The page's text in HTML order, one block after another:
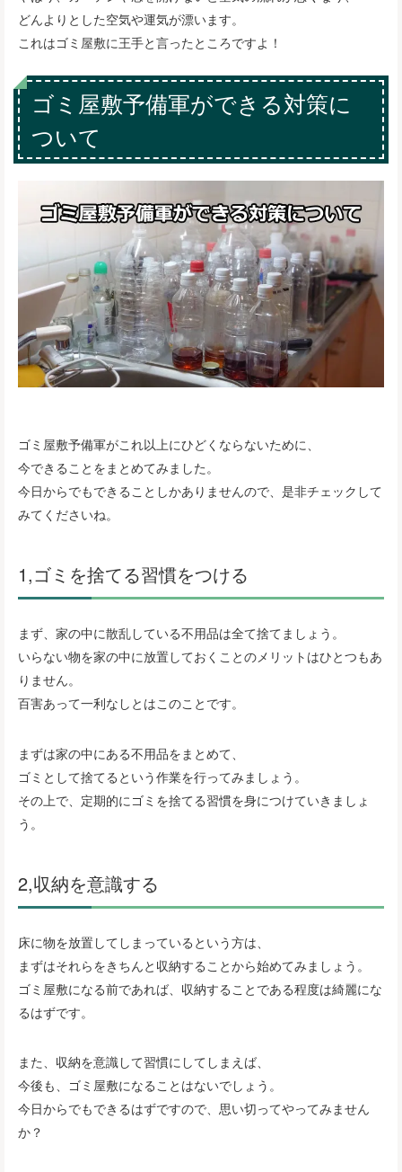
どんよりとした空気や運気が漂います。
これはゴミ屋敷に王手と言ったところですよ！
ゴミ屋敷予備軍ができる対策に
ついて
ゴミ屋敷予備軍がこれ以上にひどくならないために、
今できることをまとめてみました。
今日からでもできることしかありませんので、是非チェックして
みてくださいね。
1,ゴミを捨てる習慣をつける
まず、家の中に散乱している不用品は全て捨てましょう。
いらない物を家の中に放置しておくことのメリットはひとつもあ
りません。
百害あって一利なしとはこのことです。
まずは家の中にある不用品をまとめて、
ゴミとして捨てるという作業を行ってみましょう。
その上で、定期的にゴミを捨てる習慣を身につけていきましょ
う。
2,収納を意識する
床に物を放置してしまっているという方は、
まずはそれらをきちんと収納することから始めてみましょう。
ゴミ屋敷になる前であれば、収納することである程度は綺麗にな
るはずです。
また、収納を意識して習慣にしてしまえば、
今後も、ゴミ屋敷になることはないでしょう。
今日からでもできるはずですので、思い切ってやってみません
か？